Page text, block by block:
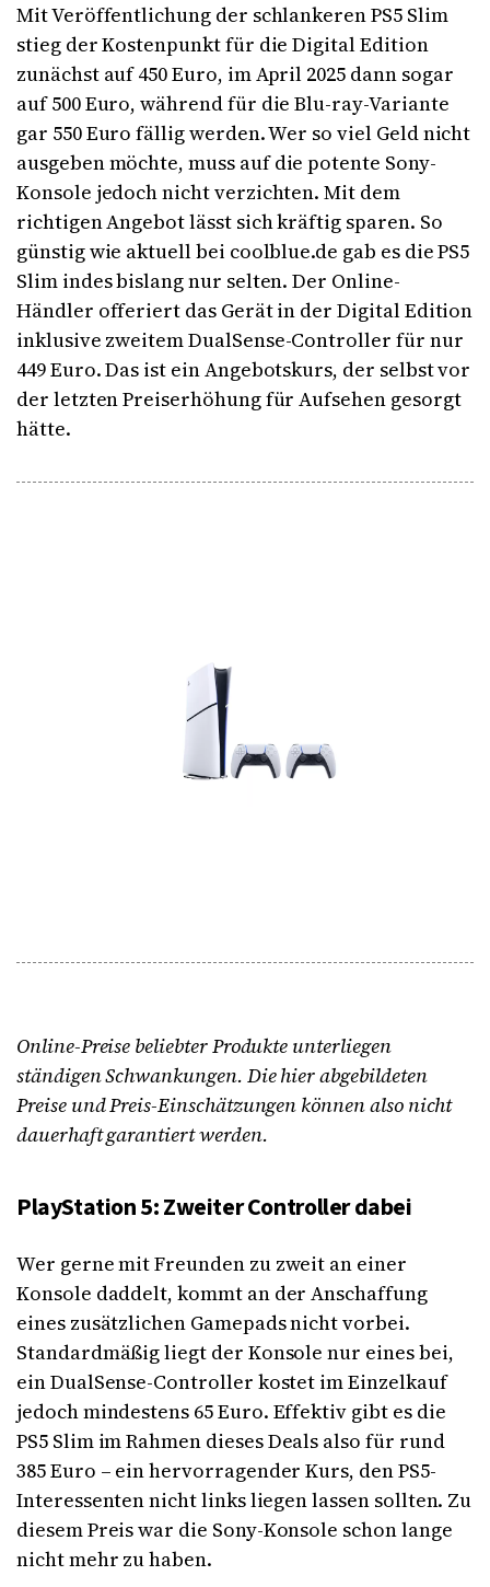
Mit Veröffentlichung der schlankeren PS5 Slim
stieg der Kostenpunkt für die Digital Edition
zunächst auf 450 Euro, im April 2025 dann sogar
auf 500 Euro, während für die Blu-ray-Variante
gar 550 Euro fällig werden. Wer so viel Geld nicht
ausgeben möchte, muss auf die potente Sony-
Konsole jedoch nicht verzichten. Mit dem
richtigen Angebot lässt sich kräftig sparen. So
günstig wie aktuell bei coolblue.de gab es die PS5
Slim indes bislang nur selten. Der Online-
Händler offeriert das Gerät in der Digital Edition
inklusive zweitem DualSense-Controller für nur
449 Euro. Das ist ein Angebotskurs, der selbst vor
der letzten Preiserhöhung für Aufsehen gesorgt
hätte.
Online-Preise beliebter Produkte unterliegen
ständigen Schwankungen. Die hier abgebildeten
Preise und Preis-Einschätzungen können also nicht
dauerhaft garantiert werden.
PlayStation 5: Zweiter Controller dabei
Wer gerne mit Freunden zu zweit an einer
Konsole daddelt, kommt an der Anschaffung
eines zusätzlichen Gamepads nicht vorbei.
Standardmäßig liegt der Konsole nur eines bei,
ein DualSense-Controller kostet im Einzelkauf
jedoch mindestens 65 Euro. Effektiv gibt es die
PS5 Slim im Rahmen dieses Deals also für rund
385 Euro – ein hervorragender Kurs, den PS5-
Interessenten nicht links liegen lassen sollten. Zu
diesem Preis war die Sony-Konsole schon lange
nicht mehr zu haben.